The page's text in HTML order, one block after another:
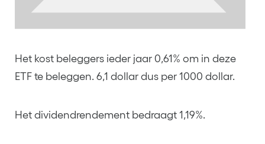
Het kost beleggers ieder jaar 0,61% om in deze
ETF te beleggen. 6,1 dollar dus per 1000 dollar.
Het dividendrendement bedraagt 1,19%.